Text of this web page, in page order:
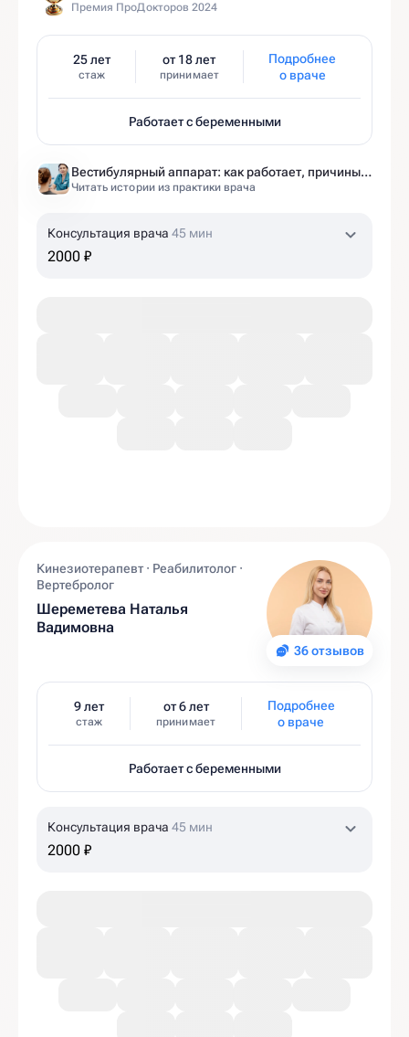
Премия ПроДокторов 2024
25 лет
стаж
от 18 лет
принимает
Подробнее
о враче
Работает с беременными
Вестибулярный аппарат: как работает, причины нарушений и как тренировать?
Читать истории из практики врача
Консультация врача 45 мин
2000 ₽
36 отзывов
Кинезиотерапевт · Реабилитолог ·
Вертебролог
Шереметева Наталья
Вадимовна
9 лет
стаж
от 6 лет
принимает
Подробнее
о враче
Работает с беременными
Консультация врача 45 мин
2000 ₽